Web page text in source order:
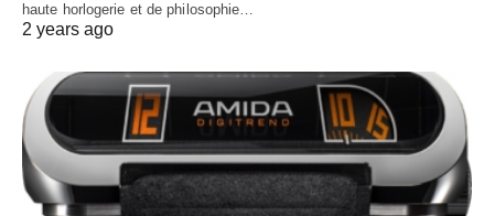
haute horlogerie et de philosophie…
2 years ago